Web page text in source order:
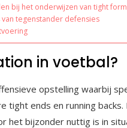
bij het onderwijzen van tight
tegenstander defensies
in voetbal?
opstelling waarbij
ends en running
het bijzonder nuttig is in